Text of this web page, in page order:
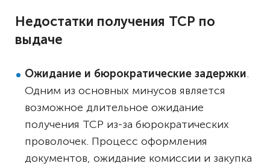
Недостатки получения ТСР по
выдаче
Ожидание и бюрократические задержки.
Одним из основных минусов является
возможное длительное ожидание
получения ТСР из-за бюрократических
проволочек. Процесс оформления
документов, ожидание комиссии и закупка